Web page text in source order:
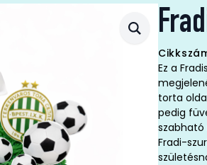
Ez a
torta
pedig
szabható
Fradi-